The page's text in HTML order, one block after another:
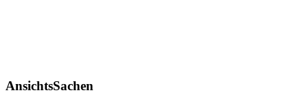
AnsichtsSachen